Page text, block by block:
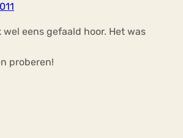
wel eens gefaald hoor. Het was
proberen!